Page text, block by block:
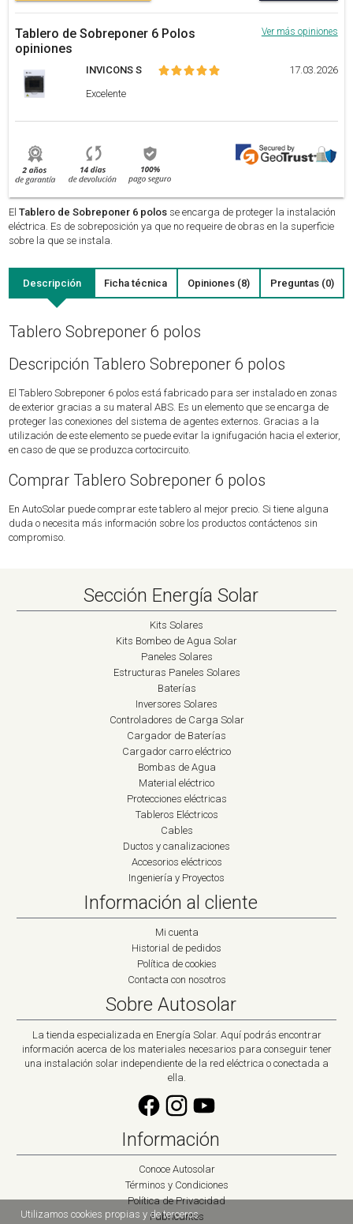
Tablero de Sobreponer 6 Polos
opiniones
Ver más opiniones
INVICONS S
17.03.2026
Excelente
ElTablero de Sobreponer 6 polos se encarga de proteger la instalación
eléctrica. Es de sobreposición ya que no requeire de obras en la superficie
sobre la que se instala.
Descripción Ficha técnica Opiniones (8) Preguntas (0)
Tablero Sobreponer 6 polos
Descripción Tablero Sobreponer 6 polos
El Tablero Sobreponer 6 polos está fabricado para ser instalado en zonas
de exterior gracias a su materal ABS. Es un elemento que se encarga de
proteger las conexiones del sistema de agentes externos. Gracias a la
utilización de este elemento se puede evitar la ignifugación hacia el exterior,
en caso de que se produzca cortocircuito.
Comprar Tablero Sobreponer 6 polos
En AutoSolar puede comprar este tablero al mejor precio. Si tiene alguna
duda o necesita más información sobre los productos contáctenos sin
compromiso.
Sección Energía Solar
Kits Solares
Kits Bombeo de Agua Solar
Paneles Solares
Estructuras Paneles Solares
Baterías
Inversores Solares
Controladores de Carga Solar
Cargador de Baterías
Cargador carro eléctrico
Bombas de Agua
Material eléctrico
Protecciones eléctricas
Tableros Eléctricos
Cables
Ductos y canalizaciones
Accesorios eléctricos
Ingeniería y Proyectos
Información al cliente
Mi cuenta
Historial de pedidos
Política de cookies
Contacta con nosotros
Sobre Autosolar
La tienda especializada en Energía Solar. Aquí podrás encontrar
información acerca de los materiales necesarios para conseguir tener
una instalación solar independiente de la red eléctrica o conectada a
ella.
Información
Conoce Autosolar
Términos y Condiciones
Política de Privacidad
Fabricantes
Utilizamos cookies propias y de terceros